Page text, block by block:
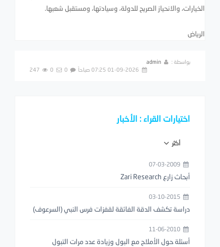
الخيارات، والانحياز الصريح للدولة، وسيادتها، ومستقبل شعبها.
الرياض
بواسطة :
admin
اختيارات القراء : الأخبار
أكثر
أبحاث زارع Zari Research
دراسة تكشف الدقة الفائقة لقفزات فرس النبي (السرعوف)
أسئلة حول الأملاح مع البول وزيادة عدد مرات التبول